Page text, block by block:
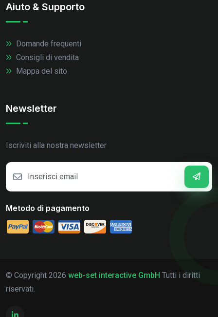
Aiuto & Supporto
Domande frequenti
Consigli di vendita
Mappa del sito
Newsletter
Iscriviti alla nostra newsletter
Metodo di pagamento
© Copyright 2026 web-set interactive GmbH Tutti i diritti
riservati.